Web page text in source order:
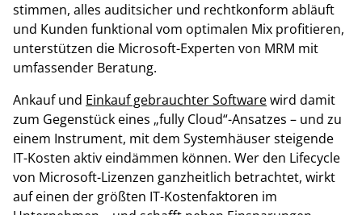
stimmen, alles auditsicher und rechtkonform abläuft
und Kunden funktional vom optimalen Mix profitieren,
unterstützen die Microsoft-Experten von MRM mit
umfassender Beratung.
Ankauf und Einkauf gebrauchter Softwarewird damit
zum Gegenstück eines „fully Cloud“-Ansatzes – und zu
einem Instrument, mit dem Systemhäuser steigende
IT-Kosten aktiv eindämmen können. Wer den Lifecycle
von Microsoft-Lizenzen ganzheitlich betrachtet, wirkt
auf einen der größten IT-Kostenfaktoren im